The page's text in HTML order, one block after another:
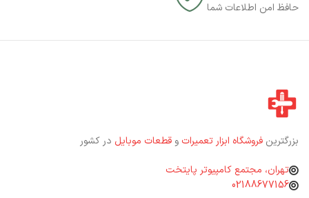
حافظ امن اطلاعات شما
بزرگترین فروشگاه ابزار تعمیرات و قطعات موبایل در کشور
تهران، مجتمع کامپیوتر پایتخت
02188677156